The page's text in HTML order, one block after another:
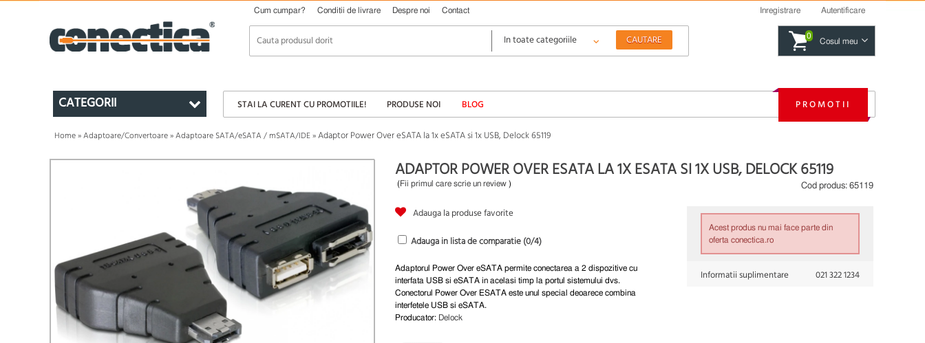
Cum cumpar? Conditii de livrare Despre noi Contact Inregistrare Autentificare
0
Cosul meu
CATEGORII STAI LA CURENT CU PROMOTIILE! PRODUSE NOI BLOG PROMOTII
Home»Adaptoare/Convertoare»Adaptoare SATA/eSATA / mSATA/IDE»Adaptor Power Over eSATA la 1x eSATA si 1x USB, Delock 65119
ADAPTOR POWER OVER ESATA LA 1X ESATA SI 1X USB, DELOCK 65119
(Fii primul care scrie un review ) Cod produs: 65119
Adauga la produse favorite
Adauga in lista de comparatie (0/4)
Adaptorul Power Over eSATA permite conectarea a 2 dispozitive cu
interfata USB si eSATA in acelasi timp la portul sistemului dvs.
Conectorul Power Over ESATA este unul special deoarece combina
interfetele USB si eSATA.
Producator: Delock
Acest produs nu mai face parte din
oferta conectica.ro
Informatii suplimentare 021 322 1234